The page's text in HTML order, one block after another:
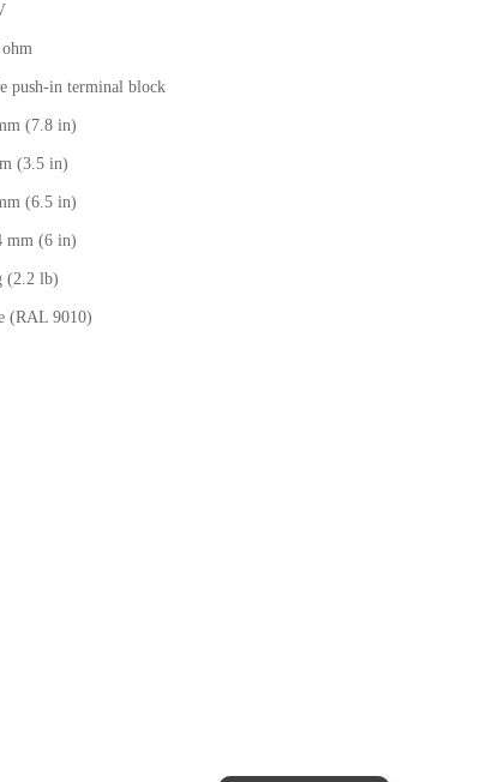
push-in terminal block
(7.8 in)
(3.5 in)
(6.5 in)
mm (6 in)
(2.2 lb)
(RAL 9010)